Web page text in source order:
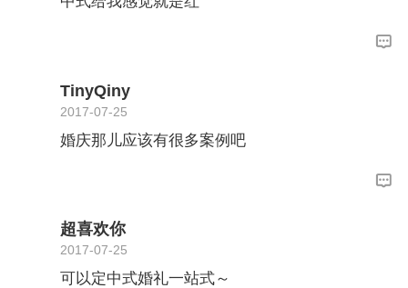
TinyQiny
2017-07-25
婚庆那儿应该有很多案例吧
超喜欢你
2017-07-25
可以定中式婚礼一站式～